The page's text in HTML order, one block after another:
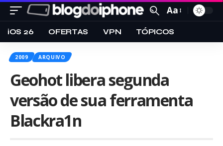
Aa
iOS 26 OFERTAS VPN TÓPICOS
2009 ARQUIVO
Geohot libera segunda
versão de sua ferramenta
Blackra1n